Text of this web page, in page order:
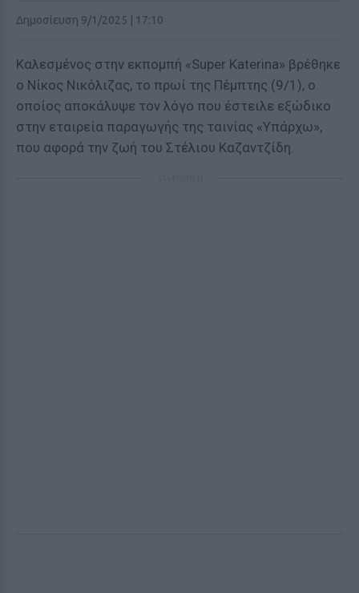
Δημοσίευση 9/1/2025 | 17:10
Καλεσμένος στην εκπομπή «Super Katerina» βρέθηκε
ο Νίκος Νικόλιζας, το πρωί της Πέμπτης (9/1), ο
οποίος αποκάλυψε τον λόγο που έστειλε εξώδικο
στην εταιρεία παραγωγής της ταινίας «Υπάρχω»,
που αφορά την ζωή του Στέλιου Καζαντζίδη.